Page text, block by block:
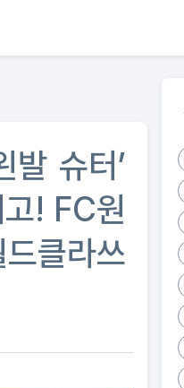
슈터’
! FC원
클라쓰